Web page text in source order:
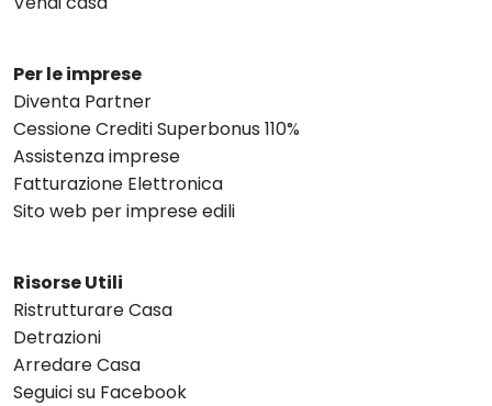
Per le imprese
Diventa Partner
Cessione Crediti Superbonus 110%
Assistenza imprese
Fatturazione Elettronica
Sito web per imprese edili
Risorse Utili
Ristrutturare Casa
Detrazioni
Arredare Casa
Seguici su Facebook